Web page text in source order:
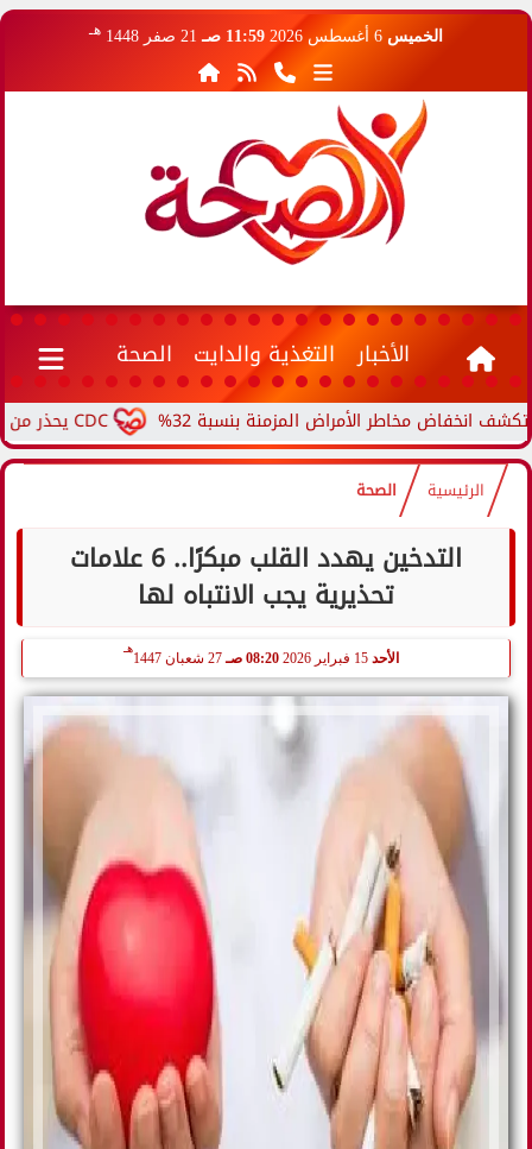
الخميس 11:59 صـ 21 صفر 1448 هـ
الأخبار التغذية والدايت الصحة
CDC يحذر من ارتفاع حالات حمى الأرانب.. مرض نادر ينتقل من الحيوانات... مخاطر الأمراض المزمنة بنسبة 32%
الرئيسية الصحة
التدخين يهدد القلب مبكرًا.. 6 علامات
تحذيرية يجب الانتباه لها
الأحد 08:20 صـ 27 شعبان 1447
هـ